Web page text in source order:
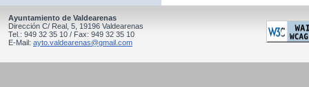
Ayuntamiento de Valdearenas
Dirección C/ Real, 5, 19196 Valdearenas
Tel.: 949 32 35 10 / Fax: 949 32 35 10
E-Mail: ayto.valdearenas@gmail.com